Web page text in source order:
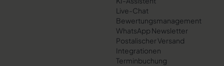
Live-Chat
Bewertungs­management
WhatsApp Newsletter
Postalischer Versand
Integrationen
Terminbuchung